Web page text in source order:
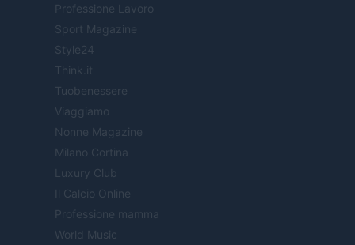
Professione Lavoro
Sport Magazine
Style24
Think.it
Tuobenessere
Viaggiamo
Nonne Magazine
Milano Cortina
Luxury Club
Il Calcio Online
Professione mamma
World Music